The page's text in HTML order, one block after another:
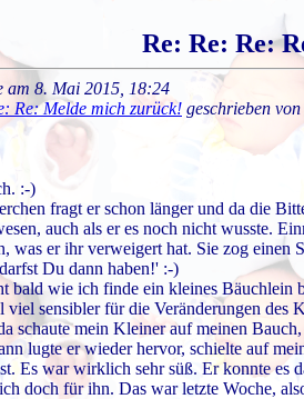
Re: Re: Re:
am 8. Mai 2015, 18:24
Re: Melde mich zurück! geschrieben
:-)
fragt er schon länger und da die
auch als er es noch nicht wusste.
was er ihr verweigert hat. Sie zog
Du dann haben!' :-)
bald wie ich finde ein kleines Bäuchlein
sensibler für die Veränderungen des
schaute mein Kleiner auf meinen
lugte er wieder hervor, schielte auf
Es war wirklich sehr süß. Er konnte es
doch für ihn. Das war letzte Woche,